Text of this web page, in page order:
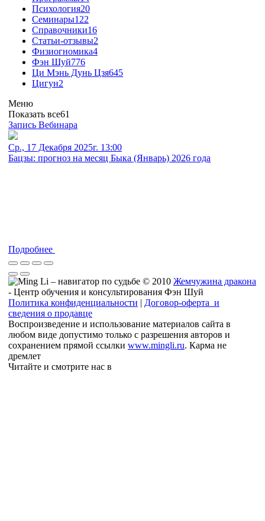
Психология20
Семинары122
Справочники16
Статьи-отзывы2
Физиогномика4
Фэн Шуй776
Ци Мэнь Дунь Цзя645
Цигун2
Меню
Показать все61
Запись Вебинара
Ср., 17 Декабря 2025г. 13:00
Бацзы: прогноз на месяц Быка (Январь) 2026 года
Подробнее
© 2010 Жемчужина дракона
- Центр обучения и консультирования Фэн Шуй
Политика конфиденциальности | Договор-оферта и
сведения о продавце
Воспроизведение и использование материалов сайта в
любом виде допустимо только с разрешения авторов и
сохранением прямой ссылки www.mingli.ru. Карма не
дремлет
Читайте и смотрите нас в